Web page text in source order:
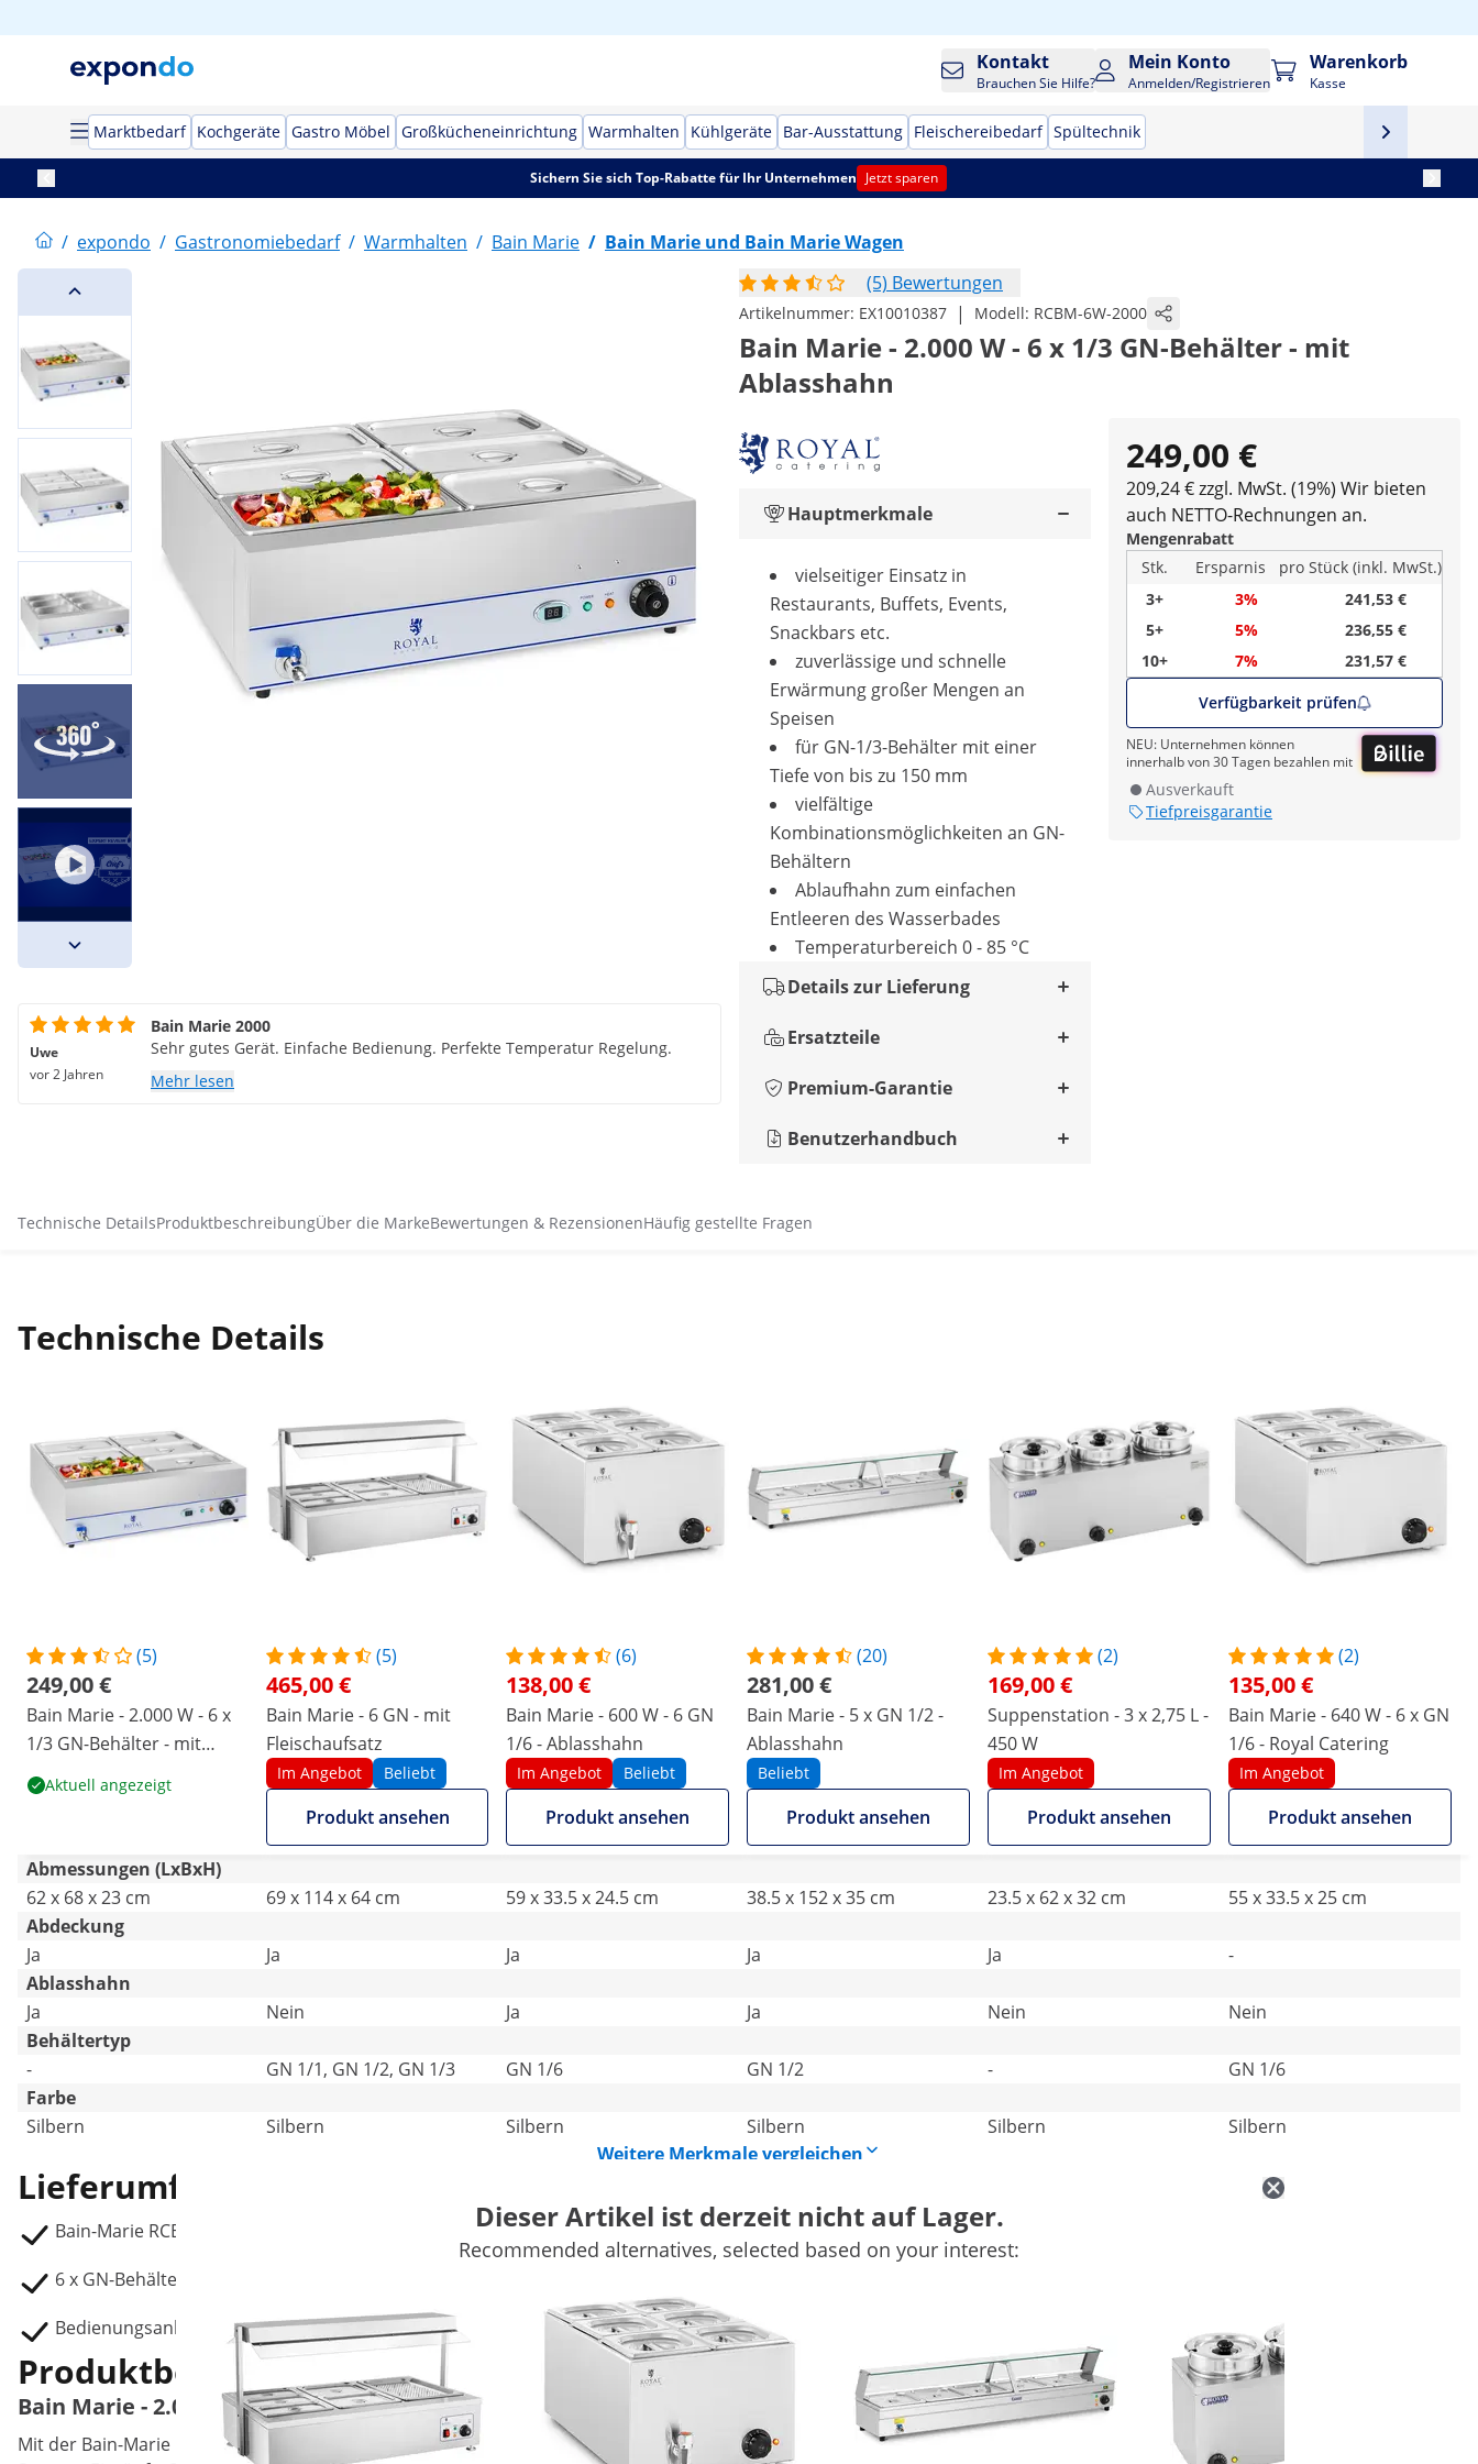
Kontakt
Brauchen Sie Hilfe?
Mein Konto
Anmelden/Registrieren
Warenkorb
Kasse
Marktbedarf Kochgeräte Gastro Möbel Großkücheneinrichtung Warmhalten Kühlgeräte Bar-Ausstattung Fleischereibedarf Spültechnik
Sichern Sie sich Top-Rabatte für Ihr Unternehmen Jetzt sparen
/ expondo / Gastronomiebedarf / Warmhalten / Bain Marie / Bain Marie und Bain Marie Wagen
(5) Bewertungen
Artikelnummer: EX10010387 | Modell: RCBM-6W-2000
Bain Marie - 2.000 W - 6 x 1/3 GN-Behälter - mit
Ablasshahn
249,00 €
209,24 € zzgl. MwSt. (19%) Wir bieten
auch NETTO-Rechnungen an.
Mengenrabatt
Stk.
Ersparnis
pro Stück (inkl. MwSt.)
3+
3%
241,53 €
5+
5%
236,55 €
10+
7%
231,57 €
Verfügbarkeit prüfen
NEU: Unternehmen können
innerhalb von 30 Tagen bezahlen mit
Ausverkauft
Tiefpreisgarantie
Hauptmerkmale
vielseitiger Einsatz in
Restaurants, Buffets, Events,
Snackbars etc.
zuverlässige und schnelle
Erwärmung großer Mengen an
Speisen
für GN-1/3-Behälter mit einer
Tiefe von bis zu 150 mm
vielfältige
Kombinationsmöglichkeiten an GN-
Behältern
Ablaufhahn zum einfachen
Entleeren des Wasserbades
Temperaturbereich 0 - 85 °C
Details zur Lieferung
Ersatzteile
Premium-Garantie
Benutzerhandbuch
Uwe
vor 2 Jahren
Bain Marie 2000
Sehr gutes Gerät. Einfache Bedienung. Perfekte Temperatur Regelung.
Mehr lesen
Technische DetailsProduktbeschreibungÜber die MarkeBewertungen & RezensionenHäufig gestellte Fragen
Technische Details
(5)
249,00 €
Bain Marie - 2.000 W - 6 x
1/3 GN-Behälter - mit
Ablasshahn
Aktuell angezeigt
(5)
465,00 €
Bain Marie - 6 GN - mit
Fleischaufsatz
Im Angebot Beliebt
Produkt ansehen
(6)
138,00 €
Bain Marie - 600 W - 6 GN
1/6 - Ablasshahn
Im Angebot Beliebt
Produkt ansehen
(20)
281,00 €
Bain Marie - 5 x GN 1/2 -
Ablasshahn
Beliebt
Produkt ansehen
(2)
169,00 €
Suppenstation - 3 x 2,75 L -
450 W
Im Angebot
Produkt ansehen
(2)
135,00 €
Bain Marie - 640 W - 6 x GN
1/6 - Royal Catering
Im Angebot
Produkt ansehen
Abmessungen (LxBxH)
62 x 68 x 23 cm
69 x 114 x 64 cm 59 x 33.5 x 24.5 cm 38.5 x 152 x 35 cm 23.5 x 62 x 32 cm
55 x 33.5 x 25 cm
Abdeckung
Ja
Ja Ja Ja Ja
-
Ablasshahn
Ja
Nein Ja Ja Nein
Nein
Behältertyp
-
GN 1/1, GN 1/2, GN 1/3 GN 1/6 GN 1/2 -
GN 1/6
Farbe
Silbern
Silbern Silbern Silbern Silbern
Silbern
Weitere Merkmale vergleichen
Lieferumfang
Bain-Marie RCBM-6WS-2000
6 x GN-Behälter 1/3 mit Deckel, T: 150 mm, Inhalt: 5,7 L
Bedienungsanleitung
Dieser Artikel ist derzeit nicht auf Lager.
Recommended alternatives, selected based on your interest:
Produktbeschreibung
Bain Marie - 2.000 W - 6 x 1/3 GN-Behälter - mit Ablasshahn
Mit der Bain-Marie RCBM-6W-2000 von Royal Catering halten Sie Speisen immer auf optimaler Temperatur. Ob